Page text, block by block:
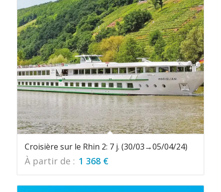
Croisière sur le Rhin 2: 7 j. (30/03→05/04/24)
À partir de : 1 368 €